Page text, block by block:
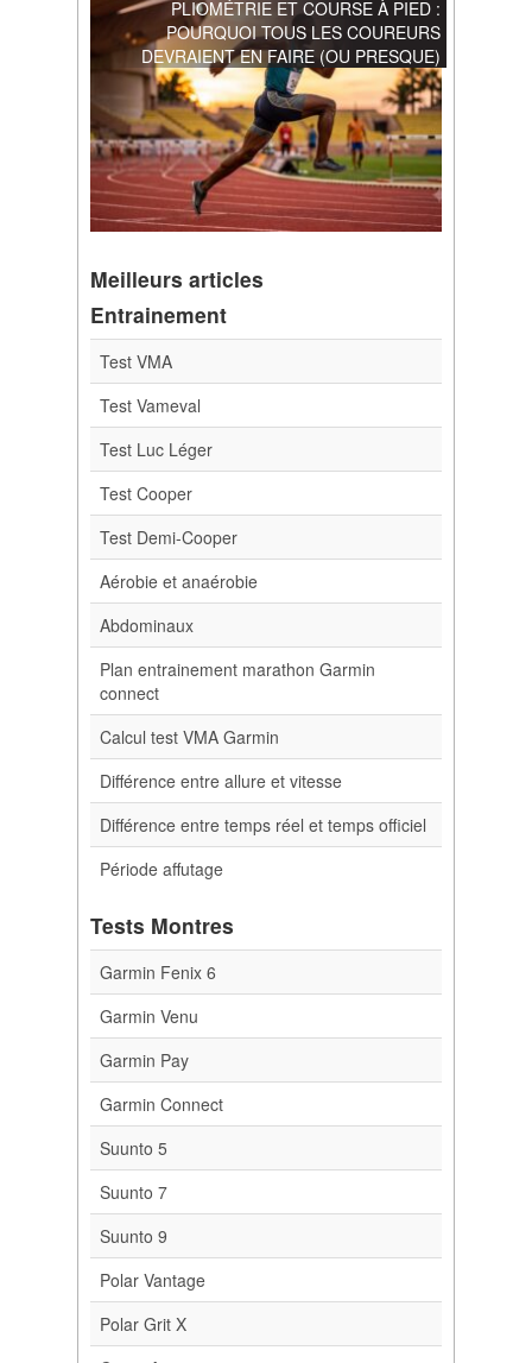
PLIOMÉTRIE ET COURSE À PIED :
POURQUOI TOUS LES COUREURS
DEVRAIENT EN FAIRE (OU PRESQUE)
Meilleurs articles
Entrainement
Test VMA
Test Vameval
Test Luc Léger
Test Cooper
Test Demi-Cooper
Aérobie et anaérobie
Abdominaux
Plan entrainement marathon Garmin
connect
Calcul test VMA Garmin
Différence entre allure et vitesse
Différence entre temps réel et temps officiel
Période affutage
Tests Montres
Garmin Fenix 6
Garmin Venu
Garmin Pay
Garmin Connect
Suunto 5
Suunto 7
Suunto 9
Polar Vantage
Polar Grit X